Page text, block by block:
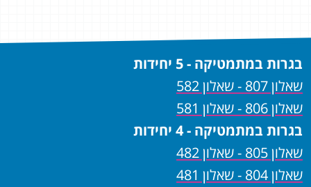
בגרות במתמטיקה - 5 יחידות
שאלון 807 - שאלון 582
שאלון 806 - שאלון 581
בגרות במתמטיקה - 4 יחידות
שאלון 805 - שאלון 482
שאלון 804 - שאלון 481